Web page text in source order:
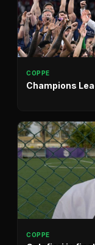
COPPE
Champions
COPPE